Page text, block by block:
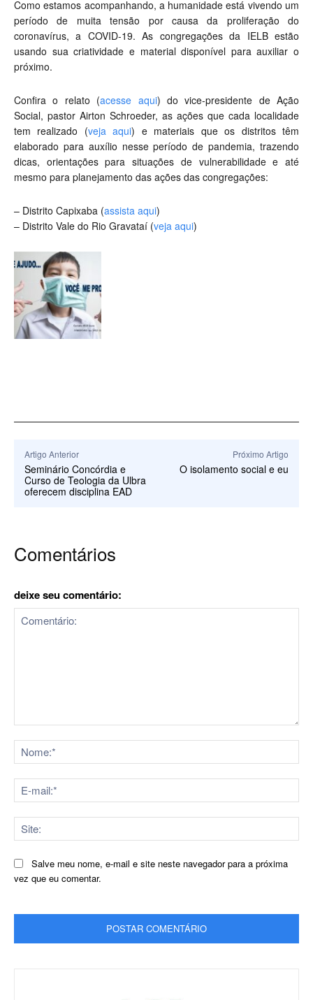
Como estamos acompanhando, a humanidade está vivendo um
período de muita tensão por causa da proliferação do
coronavírus, a COVID-19. As congregações da IELB estão
usando sua criatividade e material disponível para auxiliar o
próximo.
Confira o relato (acesse aqui) do vice-presidente de Ação
Social, pastor Airton Schroeder, as ações que cada localidade
tem realizado (veja aqui) e materiais que os distritos têm
elaborado para auxílio nesse período de pandemia, trazendo
dicas, orientações para situações de vulnerabilidade e até
mesmo para planejamento das ações das congregações:
– Distrito Capixaba (assista aqui)
– Distrito Vale do Rio Gravataí (veja aqui)
Artigo Anterior
Seminário Concórdia e
Curso de Teologia da Ulbra
oferecem disciplina EAD
Próximo Artigo
O isolamento social e eu
Comentários
deixe seu comentário:
Salve meu nome, e-mail e site neste navegador para a próxima
vez que eu comentar.